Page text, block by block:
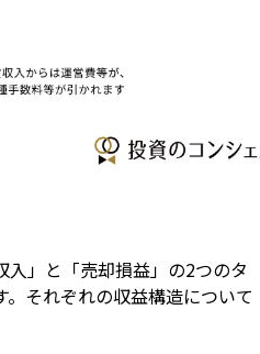
」と「売却損益」の2つのタ
それぞれの収益構造について